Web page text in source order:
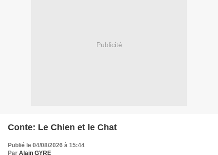
Publicité
Conte: Le Chien et le Chat
Publié le 04/08/2026 à 15:44
Par Alain GYRE